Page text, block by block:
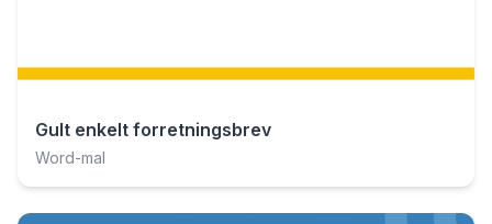
Gult enkelt forretningsbrev
Word-mal